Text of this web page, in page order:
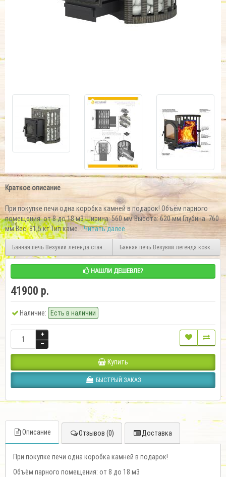
Краткое описание
При покупке печи одна коробка камней в подарок! Объём парного
помещения: от 8 до 18 м3 Ширина: 560 мм Высота: 620 мм Глубина: 760
мм Вес: 81,5 кг Тип каме...Читать далее...
Банная печь Везувий легенда стандарт 16 (ДТ-4С)Банная печь Везувий легенда ковка 12
НАШЛИ ДЕШЕВЛЕ?
41900 р.
Наличие: Есть в наличии
Купить
БЫСТРЫЙ ЗАКАЗ
Описание Отзывов (0) Доставка
При покупке печи одна коробка камней в подарок!
Объём парного помещения: от 8 до 18 м3